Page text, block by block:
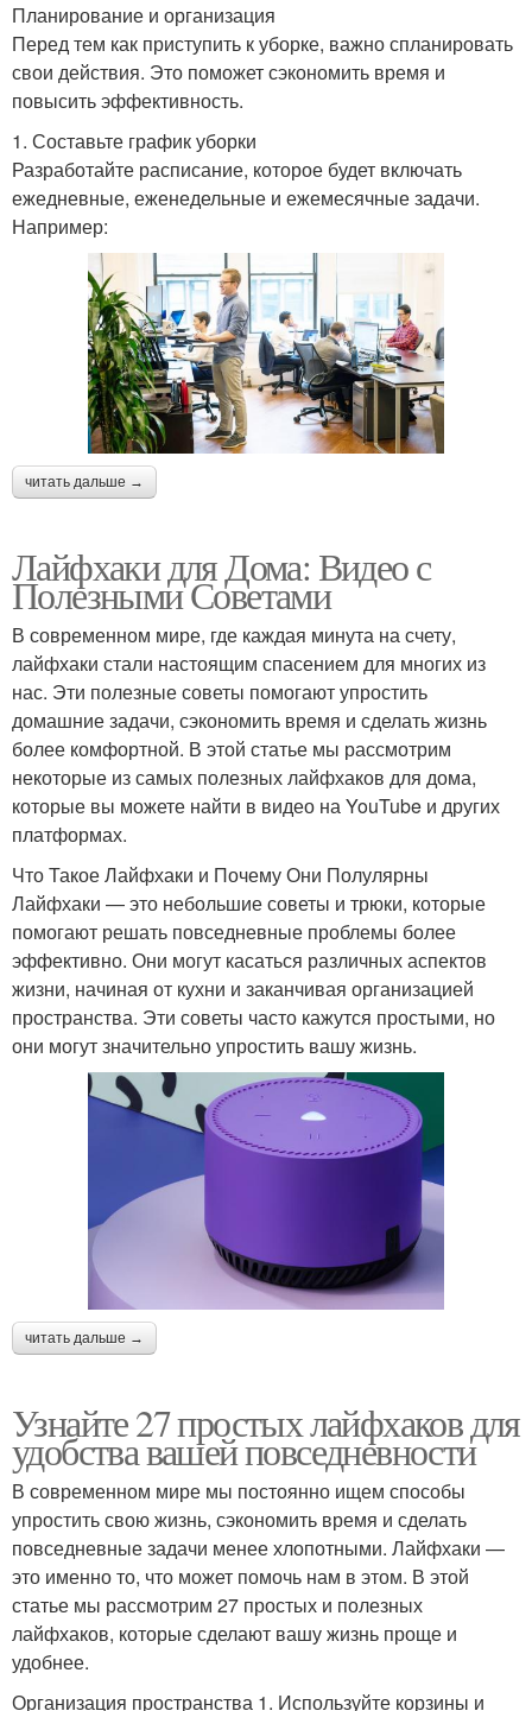
Планирование и организация
Перед тем как приступить к уборке, важно спланировать
свои действия. Это поможет сэкономить время и
повысить эффективность.
1. Составьте график уборки
Разработайте расписание, которое будет включать
ежедневные, еженедельные и ежемесячные задачи.
Например:
читать дальше →
Лайфхаки для Дома: Видео с
Полезными Советами
В современном мире, где каждая минута на счету,
лайфхаки стали настоящим спасением для многих из
нас. Эти полезные советы помогают упростить
домашние задачи, сэкономить время и сделать жизнь
более комфортной. В этой статье мы рассмотрим
некоторые из самых полезных лайфхаков для дома,
которые вы можете найти в видео на YouTube и других
платформах.
Что Такое Лайфхаки и Почему Они Полулярны
Лайфхаки — это небольшие советы и трюки, которые
помогают решать повседневные проблемы более
эффективно. Они могут касаться различных аспектов
жизни, начиная от кухни и заканчивая организацией
пространства. Эти советы часто кажутся простыми, но
они могут значительно упростить вашу жизнь.
читать дальше →
Узнайте 27 простых лайфхаков для
удобства вашей повседневности
В современном мире мы постоянно ищем способы
упростить свою жизнь, сэкономить время и сделать
повседневные задачи менее хлопотными. Лайфхаки —
это именно то, что может помочь нам в этом. В этой
статье мы рассмотрим 27 простых и полезных
лайфхаков, которые сделают вашу жизнь проще и
удобнее.
Организация пространства 1. Используйте корзины и